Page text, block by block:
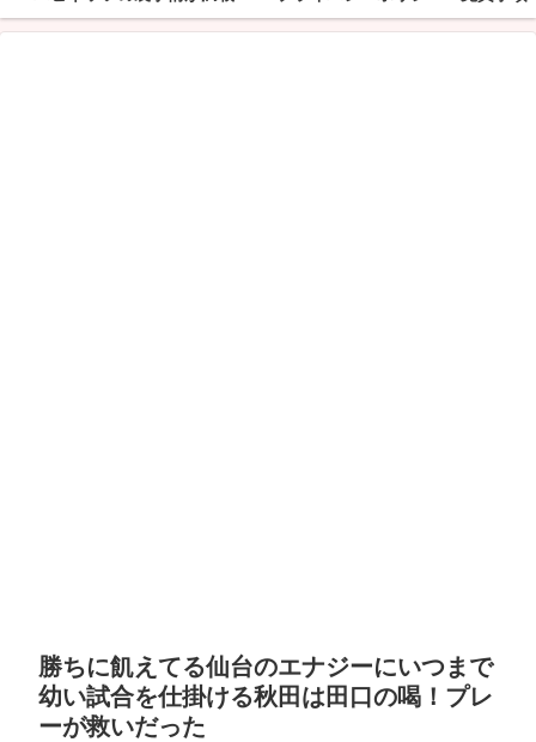
勝ちに飢えてる仙台のエナジーにいつまで
幼い試合を仕掛ける秋田は田口の喝！プレ
ーが救いだった